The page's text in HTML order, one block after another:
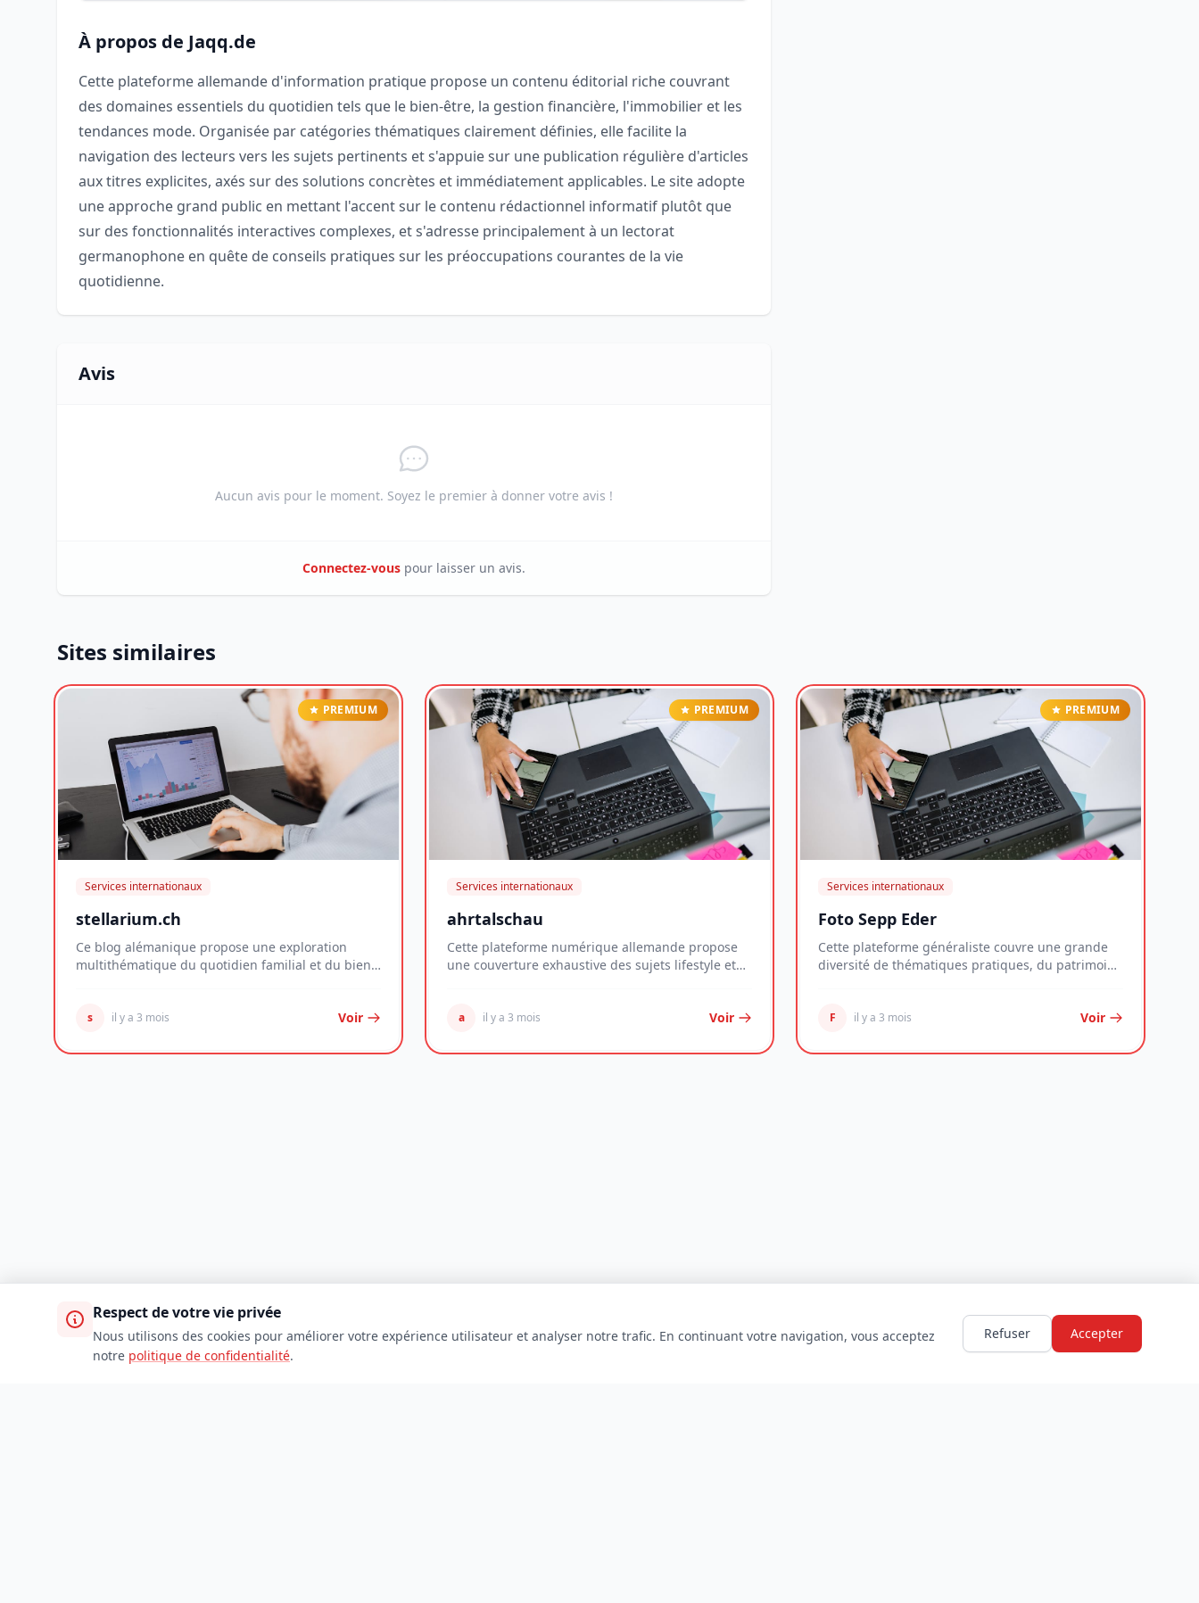
À propos de Jaqq.de
Cette plateforme allemande d'information pratique propose un contenu éditorial riche couvrant
des domaines essentiels du quotidien tels que le bien-être, la gestion financière, l'immobilier et les
tendances mode. Organisée par catégories thématiques clairement définies, elle facilite la
navigation des lecteurs vers les sujets pertinents et s'appuie sur une publication régulière d'articles
aux titres explicites, axés sur des solutions concrètes et immédiatement applicables. Le site adopte
une approche grand public en mettant l'accent sur le contenu rédactionnel informatif plutôt que
sur des fonctionnalités interactives complexes, et s'adresse principalement à un lectorat
germanophone en quête de conseils pratiques sur les préoccupations courantes de la vie
quotidienne.
Avis
Aucun avis pour le moment. Soyez le premier à donner votre avis !
Connectez-vous pour laisser un avis.
Sites similaires
PREMIUM
Services internationaux
stellarium.ch
Ce blog alémanique propose une exploration
multithématique du quotidien familial et du bien-
s il y a 3 mois Voir
PREMIUM
Services internationaux
ahrtalschau
Cette plateforme numérique allemande propose
une couverture exhaustive des sujets lifestyle et
a il y a 3 mois Voir
PREMIUM
Services internationaux
Foto Sepp Eder
Cette plateforme généraliste couvre une grande
diversité de thématiques pratiques, du patrimoine
F il y a 3 mois Voir
Respect de votre vie privée
Nous utilisons des cookies pour améliorer votre expérience utilisateur et analyser notre trafic. En continuant votre navigation, vous acceptez
notre politique de confidentialité.
Refuser Accepter